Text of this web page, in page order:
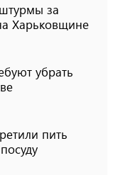
за
Харьковщине
убрать
пить